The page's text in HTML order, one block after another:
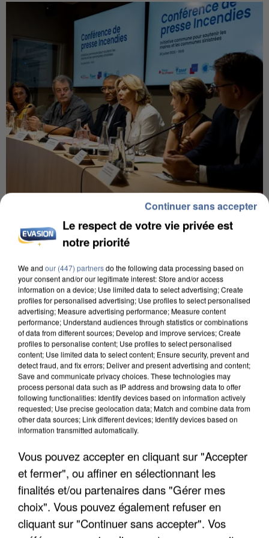
INCENDIES : L’ÎLE-DE-FRANCE LANCE UN ÉLAN
DE SOLIDARITÉ AVEC LES...
APRÈS TOUTES CES CANICULES, LES REFUGES
DE FAUNE SAUVAGE SONT...
Le respect de votre vie privée est
notre priorité
We and our (447) partnersdo the following data processing based on
your consent and/or our legitimate interest: Store and/or access
information on a device; Use limited data to select advertising; Create
profiles for personalised advertising; Use profiles to select personalised
advertising; Measure advertising performance; Measure content
performance; Understand audiences through statistics or combinations
of data from different sources; Develop and improve services; Create
profiles to personalise content; Use profiles to select personalised
content; Use limited data to select content; Ensure security, prevent and
detect fraud, and fix errors; Deliver and present advertising and content;
Save and communicate privacy choices. These technologies may
process personal data such as IP address and browsing data to offer
following functionalities: Identify devices based on information actively
requested; Use precise geolocation data; Match and combine data from
other data sources; Link different devices; Identify devices based on
information transmitted automatically.
Vous pouvez accepter en cliquant sur "Accepter
et fermer", ou affiner en sélectionnant les
finalités et/ou partenaires dans "Gérer mes
choix". Vous pouvez également refuser en
cliquant sur "Continuer sans accepter". Vos
Continuer sans accepter